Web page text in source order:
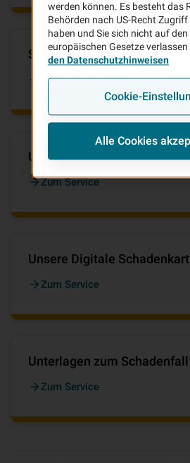
Schaden melden
Zum Service
Unser Kundenportal
Zum Service
Unsere Digitale
Zum Service
Unterlagen zum
Zum Service
werden können. Es besteht das
Behörden nach US-Recht
haben und Sie sich nicht auf
europäischen Gesetze verlassen
den Datenschutzhinweisen
Cookie-
Alle Cookies